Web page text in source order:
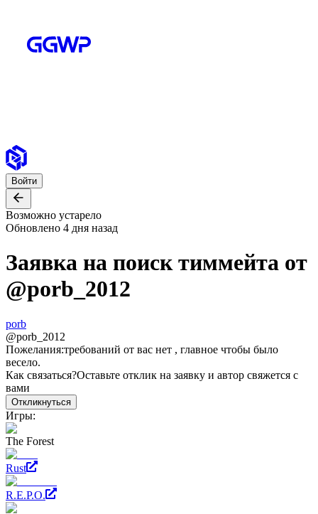
Войти
Возможно устарело
Обновлено 4 дня назад
Заявка на поиск тиммейта от
@porb_2012
porb
@porb_2012
Пожелания:требований от вас нет , главное чтобы было
весело.
Как связаться?Оставьте отклик на заявку и автор свяжется с
вами
Откликнуться
Игры:
The Forest
Rust
R.E.P.O.